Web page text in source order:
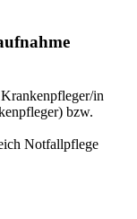
in
bzw.
Notfallpflege